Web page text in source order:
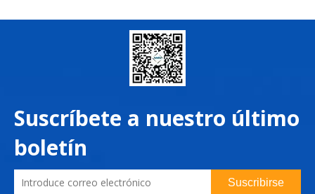
Suscríbete a nuestro último
boletín
Suscribirse